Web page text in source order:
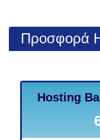
Προσφορά
Hosting